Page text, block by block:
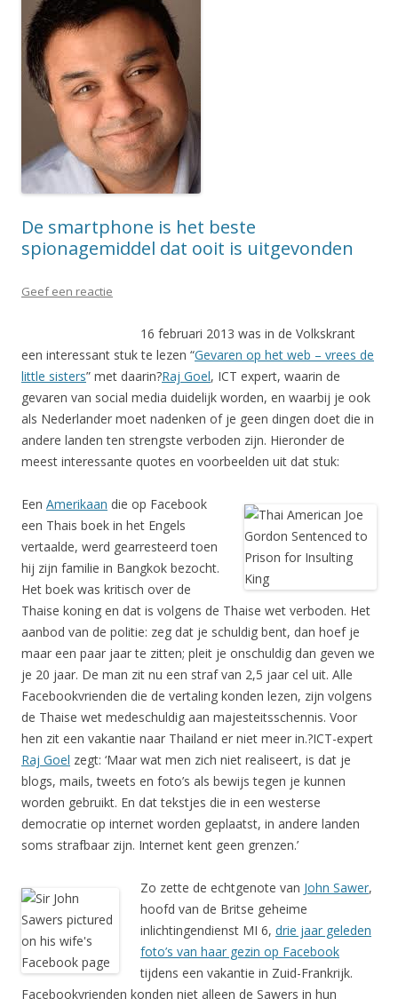
De smartphone is het beste
spionagemiddel dat ooit is uitgevonden
Geef een reactie
16 februari 2013 was in de Volkskrant
een interessant stuk te lezen “Gevaren op het web – vrees de
little sisters” met daarin?Raj Goel, ICT expert, waarin de
gevaren van social media duidelijk worden, en waarbij je ook
als Nederlander moet nadenken of je geen dingen doet die in
andere landen ten strengste verboden zijn. Hieronder de
meest interessante quotes en voorbeelden uit dat stuk:
Een Amerikaan die op Facebook
een Thais boek in het Engels
vertaalde, werd gearresteerd toen
hij zijn familie in Bangkok bezocht.
Het boek was kritisch over de
Thaise koning en dat is volgens de Thaise wet verboden. Het
aanbod van de politie: zeg dat je schuldig bent, dan hoef je
maar een paar jaar te zitten; pleit je onschuldig dan geven we
je 20 jaar. De man zit nu een straf van 2,5 jaar cel uit. Alle
Facebookvrienden die de vertaling konden lezen, zijn volgens
de Thaise wet medeschuldig aan majesteitsschennis. Voor
hen zit een vakantie naar Thailand er niet meer in.?ICT-expert
Raj Goel zegt: ‘Maar wat men zich niet realiseert, is dat je
blogs, mails, tweets en foto’s als bewijs tegen je kunnen
worden gebruikt. En dat tekstjes die in een westerse
democratie op internet worden geplaatst, in andere landen
soms strafbaar zijn. Internet kent geen grenzen.’
Zo zette de echtgenote van John Sawer,
hoofd van de Britse geheime
inlichtingendienst MI 6, drie jaar geleden
foto’s van haar gezin op Facebook
tijdens een vakantie in Zuid-Frankrijk.
Facebookvrienden konden niet alleen de Sawers in hun